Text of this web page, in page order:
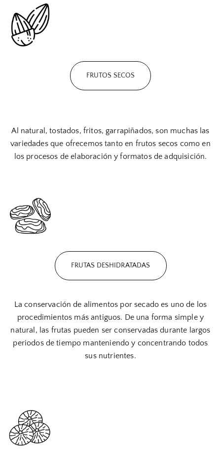
FRUTOS SECOS
Al natural, tostados, fritos, garrapiñados, son muchas las
variedades que ofrecemos tanto en frutos secos como en
los procesos de elaboración y formatos de adquisición.
FRUTAS DESHIDRATADAS
La conservación de alimentos por secado es uno de los
procedimientos más antiguos. De una forma simple y
natural, las frutas pueden ser conservadas durante largos
periodos de tiempo manteniendo y concentrando todos
sus nutrientes.